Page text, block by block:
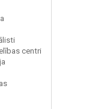
centri